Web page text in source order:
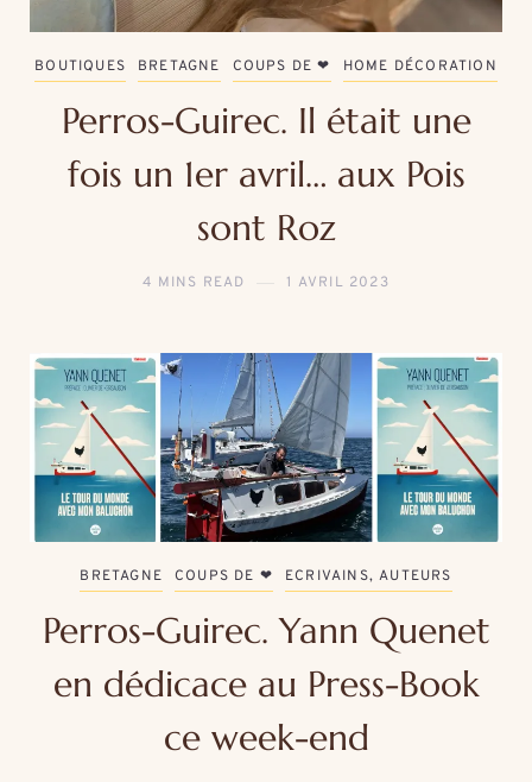
BOUTIQUES BRETAGNE COUPS DE ❤ HOME DÉCORATION
Perros-Guirec. Il était une
fois un 1er avril… aux Pois
sont Roz
4 MINS READ 1 AVRIL 2023
BRETAGNE COUPS DE ❤ ECRIVAINS, AUTEURS
Perros-Guirec. Yann Quenet
en dédicace au Press-Book
ce week-end